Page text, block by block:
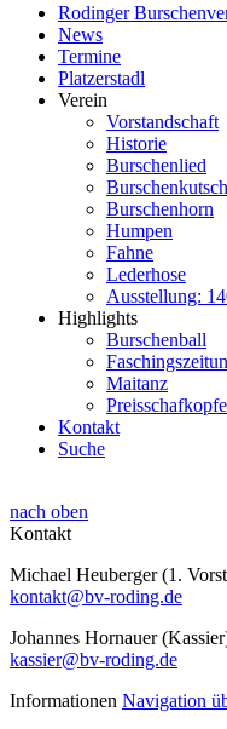
Rodinger
News
Termine
Platzerstadl
Verein
Vorstandschaft
Historie
Burschenlied
Burschenhorn
Humpen
Fahne
Lederhose
Ausstellung:
Highlights
Burschenball
Maitanz
Kontakt
Suche
nach oben
Kontakt
Michael Heuberger (1.
kontakt@bv-roding.de
Johannes Hornauer
kassier@bv-roding.de
Informationen Navigation